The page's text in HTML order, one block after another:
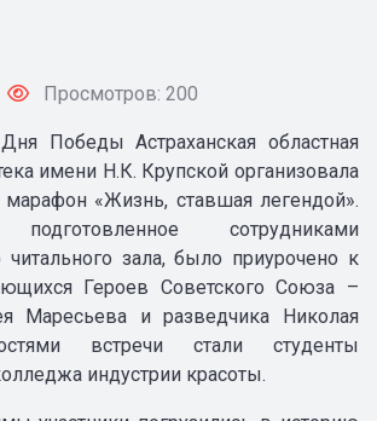
Просмотров: 200
Победы Астраханская областная
имени Н.К. Крупской организовала
марафон «Жизнь, ставшая легендой».
подготовленное сотрудниками
читального зала, было приурочено к
Героев Советского Союза –
Маресьева и разведчика Николая
встречи стали студенты
индустрии красоты.